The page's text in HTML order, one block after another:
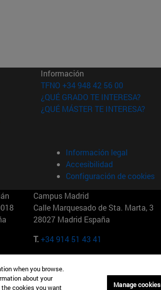
ventana)
ventana)
nueva ventana)
en nueva ventana)
en nueva ventana)
Información
TFNO +34 948 42 56 00
¿QUÉ GRADO TE INTERESA?
¿QUÉ MÁSTER TE INTERESA?
Información legal
Accesibilidad
Configuración de cookies
Campus Madrid
Calle Marquesado de Sta. Marta, 3
28027 Madrid España
T.+34 914 51 43 41
York Maria-Theresia-Straße 15 81675
Múnich Alemania
when you browse.
about your
cookies you want
Manage cookies